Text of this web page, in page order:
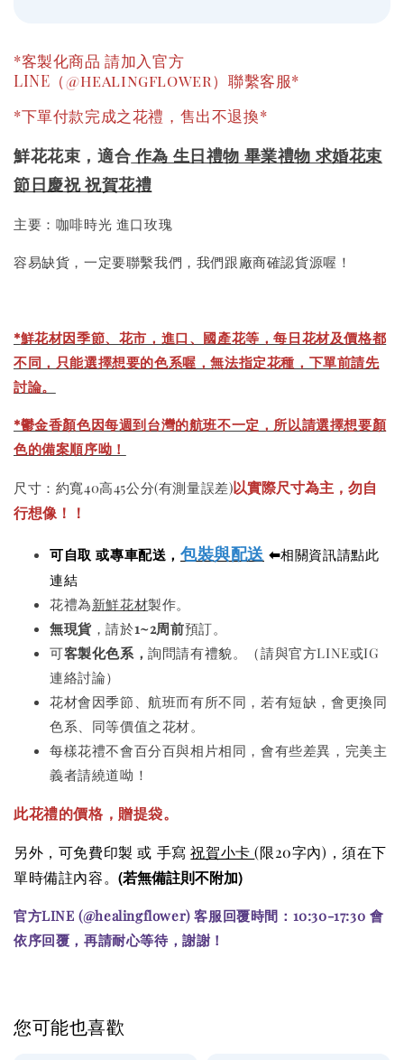
*客製化商品 請加入官方
LINE（@healingflower）聯繫客服*
*下單付款完成之花禮，售出不退換*
鮮花花束，適合 作為 生日禮物 畢業禮物 求婚花束
節日慶祝 祝賀花禮
主要：咖啡時光 進口玫瑰
容易缺貨，一定要聯繫我們，我們跟廠商確認貨源喔！
*鮮花材因季節、花市，進口、國產花等，每日花材及價格都
不同，只能選擇想要的色系喔，無法指定花種，下單前請先
討論。
*鬱金香顏色因每週到台灣的航班不一定，所以請選擇想要顏
色的備案順序呦！
尺寸：約寬40高45公分(有測量誤差)以實際尺寸為主，勿自
行想像！！
可自取 或專車配送， 包裝與配送 ⬅相關資訊請點此
連結
花禮為新鮮花材製作。
無現貨，請於1~2周前預訂。
可客製化色系，詢問請有禮貌。（請與官方LINE或IG
連絡討論）
花材會因季節、航班而有所不同，若有短缺，會更換同
色系、同等價值之花材。
每樣花禮不會百分百與相片相同，會有些差異，完美主
義者請繞道呦！
此花禮的價格 ，贈提袋。
另外，可免費印製 或 手寫祝賀小卡(限20字內) ，須在下
單時備註內容。(若無備註則不附加)
官方LINE (@healingflower) 客服回覆時間：10:30-17:30 會
依序回覆，再請耐心等待，謝謝！
您可能也喜歡